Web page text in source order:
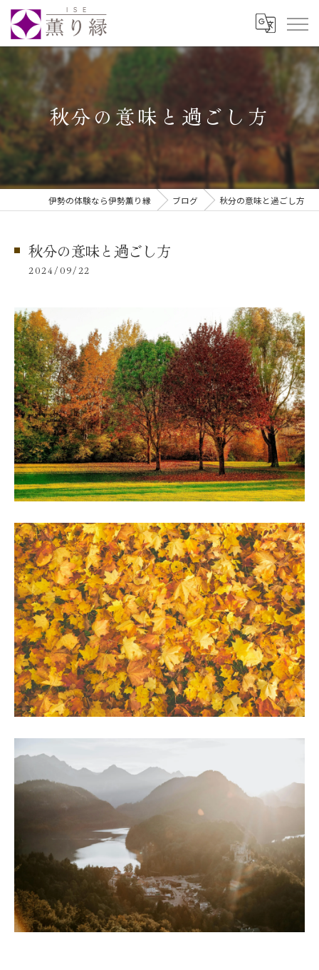
秋分の意味と過ごし方
伊勢の体験なら伊勢薫り縁 ブログ 秋分の意味と過ごし方
秋分の意味と過ごし方
2024/09/22